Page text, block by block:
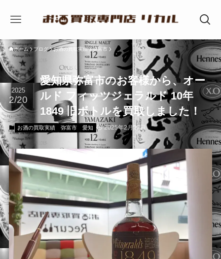
ホーム ブログ お酒の買取実績 弥富市
愛知県弥富市のお客様から、オー
ルド フィッツジェラルド 10年
1849 旧ボトルを買取しました！
2025
2/20
お酒の買取実績 弥富市 愛知 2025年2月20日